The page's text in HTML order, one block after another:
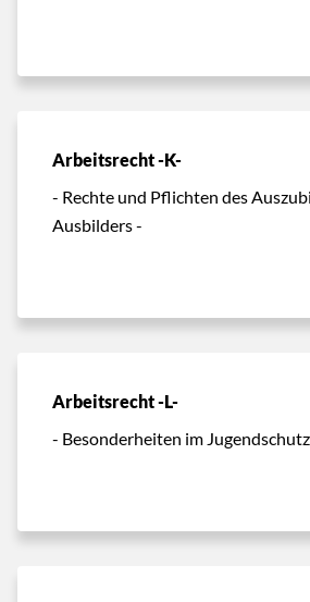
Arbeitsrecht -K-
- Rechte und Pflichten des
Ausbilders -
Arbeitsrecht -L-
- Besonderheiten im